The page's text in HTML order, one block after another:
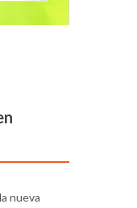
nueva